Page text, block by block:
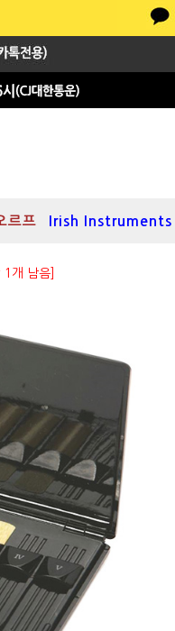
르프 Irish Instruments
1개 남음]